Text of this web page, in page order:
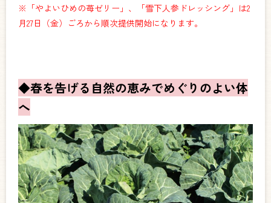
※「やよいひめの苺ゼリー」、「雪下人参ドレッシング」は2
月27日（金）ごろから順次提供開始になります。
◆春を告げる自然の恵みでめぐりのよい体
へ